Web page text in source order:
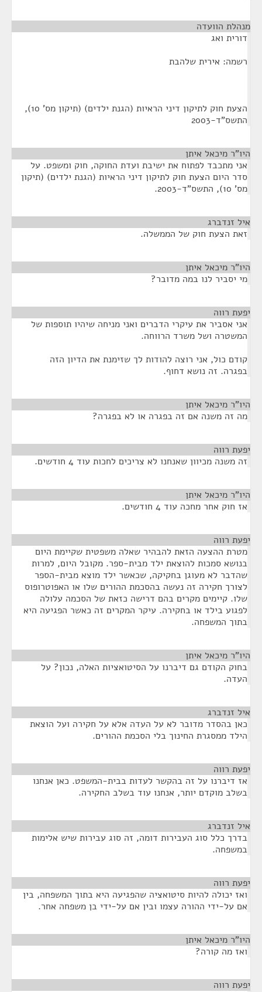
מנהלת הוועדה
דורית ואג
רשמה: אירית שלהבת
הצעת חוק לתיקון דיני הראיות (הגנת ילדים) (תיקון מס' 10),
התשס"ד-2003
היו"ר מיכאל איתן
אני מתכבד לפתוח את ישיבת ועדת החוקה, חוק ומשפט. על
סדר היום הצעת חוק לתיקון דיני הראיות (הגנת ילדים) (תיקון
מס' 10), התשס"ד-2003.
איל זנדברג
זאת הצעת חוק של הממשלה.
היו"ר מיכאל איתן
מי יסביר לנו במה מדובר?
יפעת רווה
אני אסביר את עיקרי הדברים ואני מניחה שיהיו תוספות של
המשטרה ושל משרד הרווחה.
קודם כול, אני רוצה להודות לך שזימנת את הדיון הזה
בפגרה. זה נושא דחוף.
היו"ר מיכאל איתן
מה זה משנה אם זה בפגרה או לא בפגרה?
יפעת רווה
זה משנה מכיוון שאנחנו לא צריכים לחכות עוד 4 חודשים.
היו"ר מיכאל איתן
אז חוק אחר מחכה עוד 4 חודשים.
יפעת רווה
מטרת ההצעה הזאת להבהיר שאלה משפטית שקיימת היום
בנושא סמכות להוצאת ילד מבית-ספר. מקובל היום, למרות
שהדבר לא מעוגן בחקיקה, שכאשר ילד מוצא מבית-הספר
לצורך חקירה זה נעשה בהסכמת ההורים שלו או האפוטרופוס
שלו. קיימים מקרים בהם דרישה כזאת של הסכמה עלולה
לפגוע בילד או בחקירה. עיקר המקרים זה כאשר הפגיעה היא
בתוך המשפחה.
היו"ר מיכאל איתן
בחוק הקודם גם דיברנו על הסיטואציות האלה, נכון? על
העדה.
איל זנדברג
כאן בהסדר מדובר לא על העדה אלא על חקירה ועל הוצאת
הילד ממסגרת החינוך בלי הסכמת ההורים.
יפעת רווה
אז דיברנו על זה בהקשר לעדות בבית-המשפט. כאן אנחנו
בשלב מוקדם יותר, אנחנו עוד בשלב החקירה.
איל זנדברג
בדרך כלל סוג העבירות דומה, זה סוג עבירות שיש אלימות
במשפחה.
יפעת רווה
ואז יכולה להיות סיטואציה שהפגיעה היא בתוך המשפחה, בין
אם על-ידי ההורה עצמו ובין אם על-ידי בן משפחה אחר.
היו"ר מיכאל איתן
ואז מה קורה?
יפעת רווה